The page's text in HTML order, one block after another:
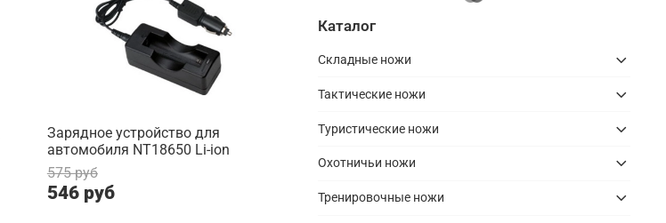
Зарядное устройство для
автомобиля NT18650 Li-ion
575 руб
546 руб
Каталог
Складные ножи
Тактические ножи
Туристические ножи
Охотничьи ножи
Тренировочные ножи